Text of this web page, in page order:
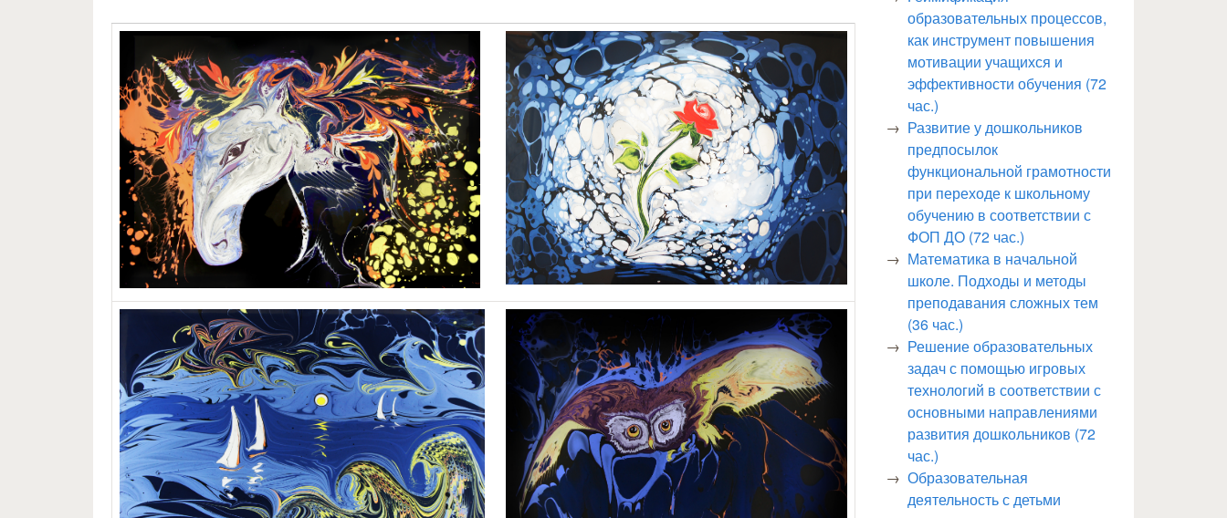
образовательных процессов,
как инструмент повышения
мотивации учащихся и
эффективности обучения (72
час.)
Развитие у дошкольников
предпосылок
функциональной грамотности
при переходе к школьному
обучению в соответствии с
ФОП ДО (72 час.)
Математика в начальной
школе. Подходы и методы
преподавания сложных тем
(36 час.)
Решение образовательных
задач с помощью игровых
технологий в соответствии с
основными направлениями
развития дошкольников (72
час.)
Образовательная
деятельность с детьми